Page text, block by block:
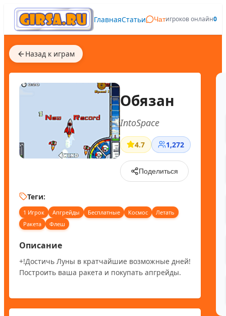
ГлавнаяСтатьи Чатигроков онлайн0
Назад к играм
Обязан
IntoSpace
4.7 1,272
Поделиться
Теги:
1 Игрок Апгрейды Бесплатные Космос
Летать
Ракета
Флеш
Описание
+!Достичь Луны в кратчайшие возможные дней!
Построить ваша ракета и покупать апгрейды.